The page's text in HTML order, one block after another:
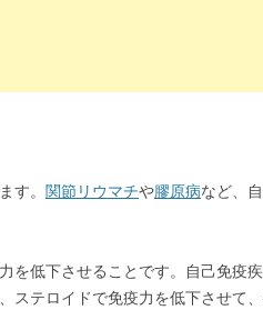
す。 関節リウマチや膠原病など、
を低下させることです。自己免疫
ステロイドで免疫力を低下させて